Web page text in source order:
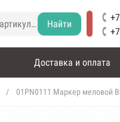
Найти
Доставка и оплата
01PN0111 Маркер меловой